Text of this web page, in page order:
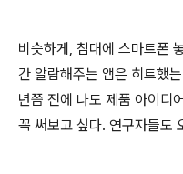
비슷하게, 침대에 스마트폰
간 알람해주는 앱은 히트했
년쯤 전에 나도 제품 아이디
꼭 써보고 싶다. 연구자들도